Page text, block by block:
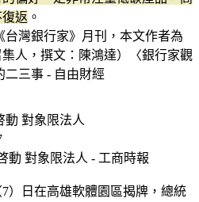
返 。
台灣銀行家》月刊，本文作者為
人，撰文：陳鴻達）〈銀行家觀
二三事 - 自由財經
動 對象限法人
動 對象限法人 - 工商時報
）日在高雄軟體園區揭牌，總統